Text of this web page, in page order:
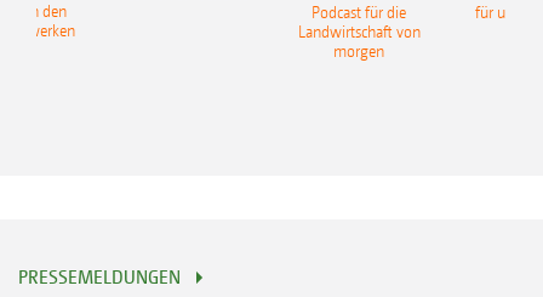
in den
Podcast für die
Landwirtschaft von
morgen
für
PRESSEMELDUNGEN